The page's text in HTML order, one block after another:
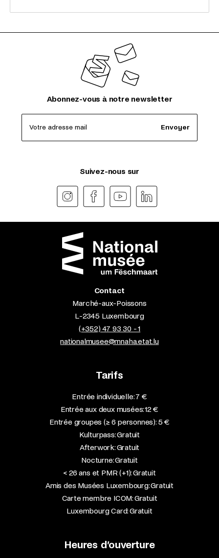
Abonnez-vous à notre newsletter
Votre adresse mail Envoyer
Suivez-nous sur
Contact
Marché-aux-Poissons
L-2345 Luxembourg
(+352) 47 93 30 - 1
nationalmusee@mnaha.etat.lu
Tarifs
Entrée individuelle: 7 €
Entrée aux deux musées: 12 €
Entrée groupes (≥ 6 personnes): 5 €
Kulturpass: Gratuit
Afterwork: Gratuit
Nocturne: Gratuit
< 26 ans et PMR (+1): Gratuit
Amis des Musées Luxembourg: Gratuit
Carte membre ICOM: Gratuit
Luxembourg Card: Gratuit
Heures d’ouverture